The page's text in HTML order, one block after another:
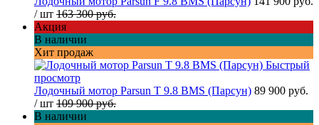
/ шт 163 300 руб.
Акция
В наличии
Хит продаж
Быстрый
просмотр
Лодочный мотор Parsun T 9.8 BMS (Парсун) 89 900 руб.
/ шт 109 900 руб.
В наличии